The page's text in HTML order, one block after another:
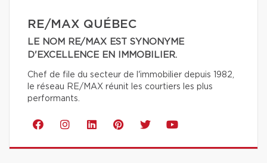
RE/MAX QUÉBEC
LE NOM RE/MAX EST SYNONYME
D'EXCELLENCE EN IMMOBILIER.
Chef de file du secteur de l'immobilier depuis 1982,
le réseau RE/MAX réunit les courtiers les plus
performants.